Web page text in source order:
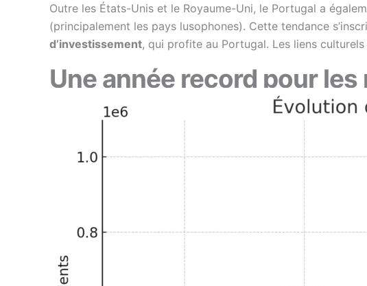
Outre les États-Unis et le Royaume-Uni, le Portugal a
(principalement les pays lusophones). Cette tendance
d’investissement, qui profite au Portugal. Les liens
Une année record pour